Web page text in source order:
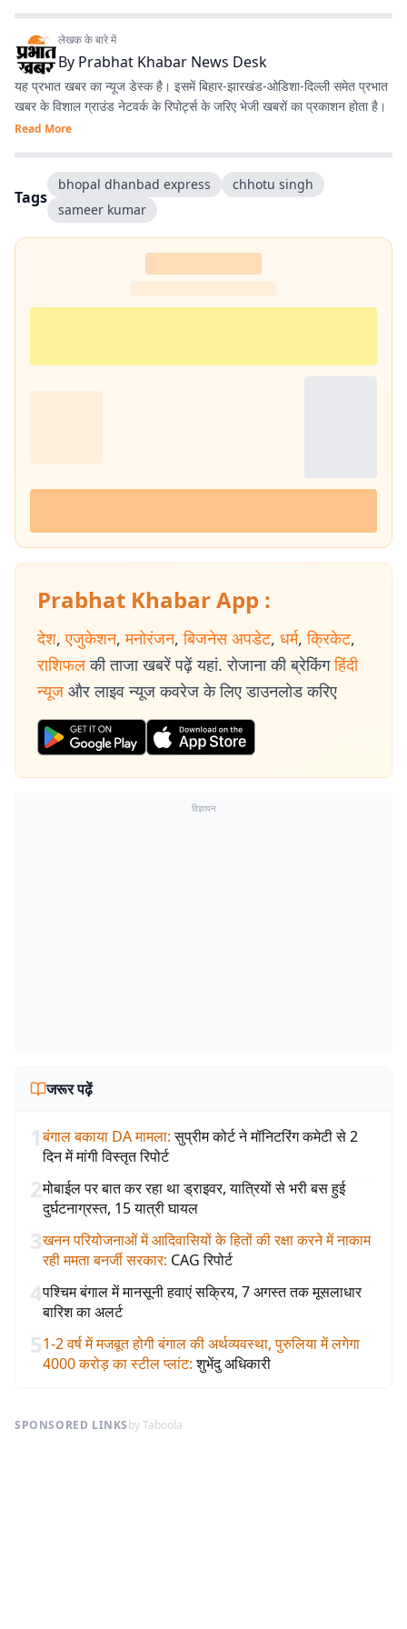
लेखक के बारे में
By Prabhat Khabar News Desk
यह प्रभात खबर का न्यूज डेस्क है। इसमें बिहार-झारखंड-ओडिशा-दिल्‍ली समेत प्रभात
खबर के विशाल ग्राउंड नेटवर्क के रिपोर्ट्स के जरिए भेजी खबरों का प्रकाशन होता है।
Read More
Tags
bhopal dhanbad express
chhotu singh
sameer kumar
Prabhat Khabar App :
देश, एजुकेशन, मनोरंजन, बिजनेस अपडेट, धर्म, क्रिकेट,
राशिफल की ताजा खबरें पढ़ें यहां. रोजाना की ब्रेकिंग हिंदी
न्यूज और लाइव न्यूज कवरेज के लिए डाउनलोड करिए
विज्ञापन
जरूर पढ़ें
1बंगाल बकाया DA मामला: सुप्रीम कोर्ट ने मॉनिटरिंग कमेटी से 2
दिन में मांगी विस्तृत रिपोर्ट
2मोबाईल पर बात कर रहा था ड्राइवर, यात्रियों से भरी बस हुई
दुर्घटनाग्रस्त, 15 यात्री घायल
3खनन परियोजनाओं में आदिवासियों के हितों की रक्षा करने में नाकाम
रही ममता बनर्जी सरकार: CAG रिपोर्ट
4पश्चिम बंगाल में मानसूनी हवाएं सक्रिय, 7 अगस्त तक मूसलाधार
बारिश का अलर्ट
51-2 वर्ष में मजबूत होगी बंगाल की अर्थव्यवस्था, पुरुलिया में लगेगा
4000 करोड़ का स्टील प्लांट: शुभेंदु अधिकारी
SPONSORED LINKSby Taboola